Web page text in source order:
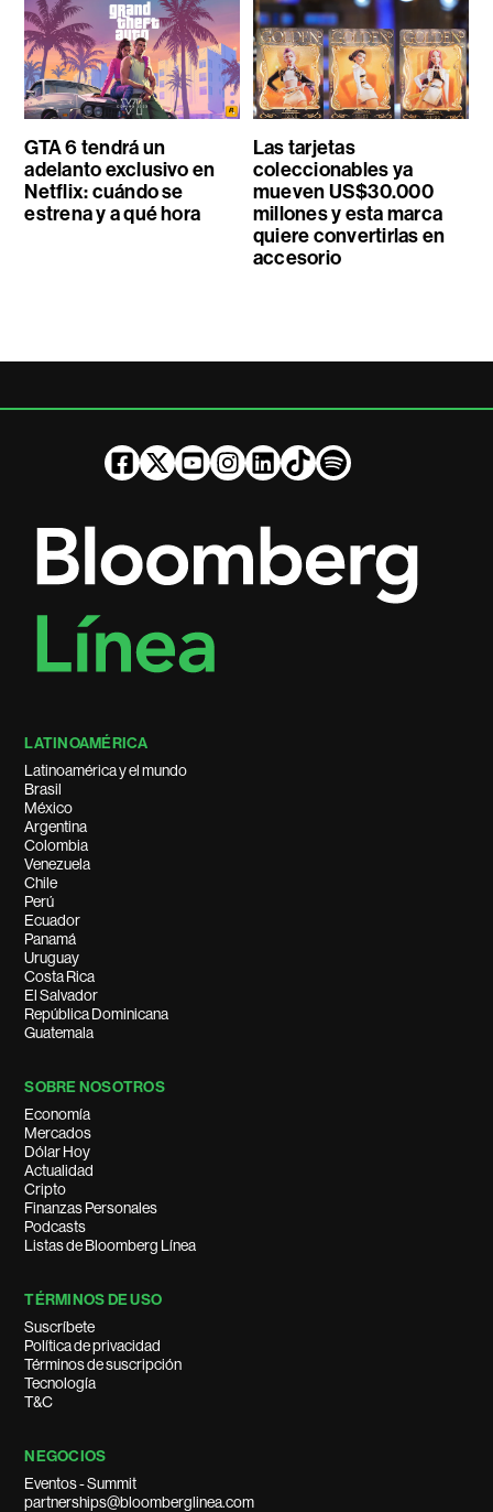
GTA 6 tendrá un
adelanto exclusivo en
Netflix: cuándo se
estrena y a qué hora
Las tarjetas
coleccionables ya
mueven US$30.000
millones y esta marca
quiere convertirlas en
accesorio
LATINOAMÉRICA
Latinoamérica y el mundo
Brasil
México
Argentina
Colombia
Venezuela
Chile
Perú
Ecuador
Panamá
Uruguay
Costa Rica
El Salvador
República Dominicana
Guatemala
SOBRE NOSOTROS
Economía
Mercados
Dólar Hoy
Actualidad
Cripto
Finanzas Personales
Podcasts
Listas de Bloomberg Línea
TÉRMINOS DE USO
Suscríbete
Política de privacidad
Términos de suscripción
Tecnología
T&C
NEGOCIOS
Eventos - Summit
partnerships@bloomberglinea.com